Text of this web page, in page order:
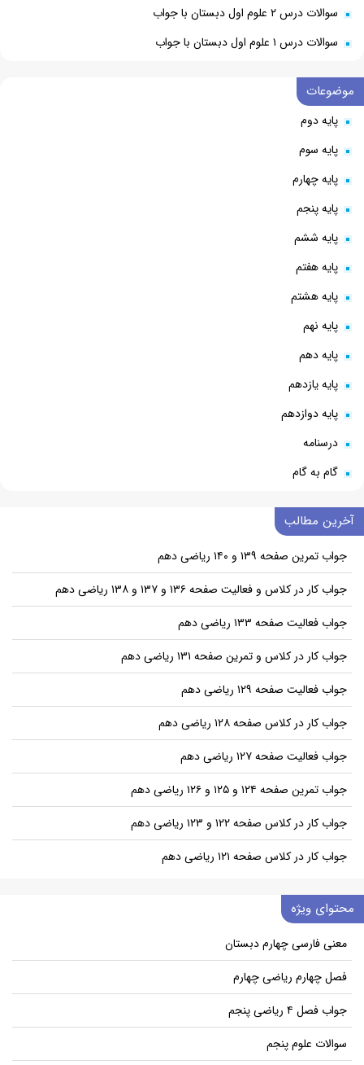
سوالات درس ۲ علوم اول دبستان با جواب
سوالات درس ۱ علوم اول دبستان با جواب
موضوعات
پایه دوم
پایه سوم
پایه چهارم
پایه پنجم
پایه ششم
پایه هفتم
پایه هشتم
پایه نهم
پایه دهم
پایه یازدهم
پایه دوازدهم
درسنامه
گام به گام
آخرین مطالب
جواب تمرین صفحه ۱۳۹ و ۱۴۰ ریاضی دهم
جواب کار در کلاس و فعالیت صفحه ۱۳۶ و ۱۳۷ و ۱۳۸ ریاضی دهم
جواب فعالیت صفحه ۱۳۳ ریاضی دهم
جواب کار در کلاس و تمرین صفحه ۱۳۱ ریاضی دهم
جواب فعالیت صفحه ۱۲۹ ریاضی دهم
جواب کار در کلاس صفحه ۱۲۸ ریاضی دهم
جواب فعالیت صفحه ۱۲۷ ریاضی دهم
جواب تمرین صفحه ۱۲۴ و ۱۲۵ و ۱۲۶ ریاضی دهم
جواب کار در کلاس صفحه ۱۲۲ و ۱۲۳ ریاضی دهم
جواب کار در کلاس صفحه ۱۲۱ ریاضی دهم
محتوای ویژه
معنی فارسی چهارم دبستان
فصل چهارم ریاضی چهارم
جواب فصل ۴ ریاضی پنجم
سوالات علوم پنجم